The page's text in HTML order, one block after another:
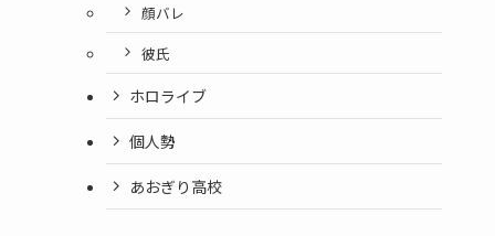
顔バレ
彼氏
ホロライブ
個人勢
あおぎり高校